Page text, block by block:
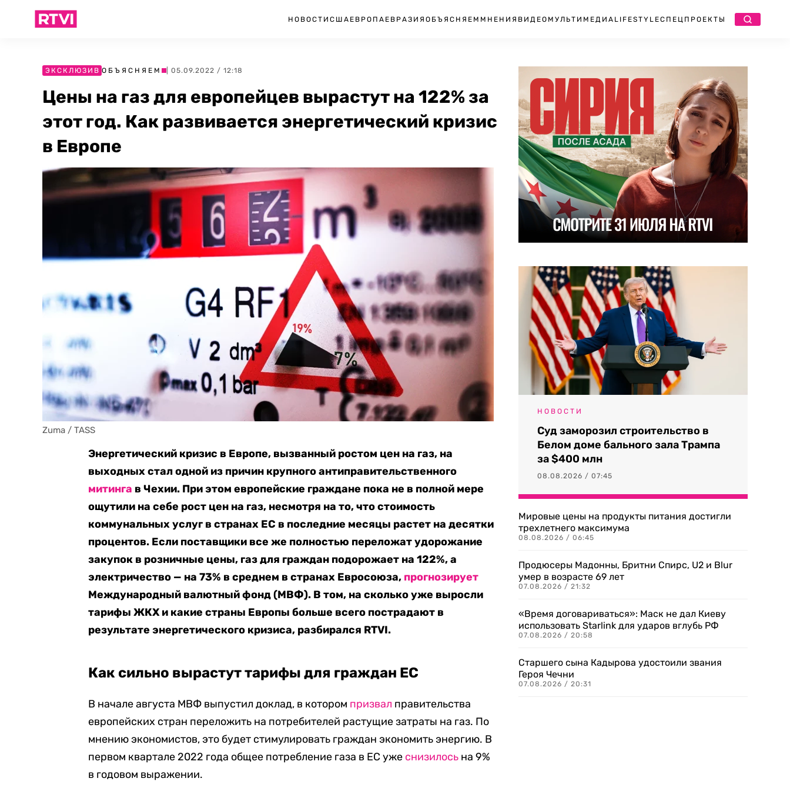
НОВОСТИ США ЕВРОПА ЕВРАЗИЯ ОБЪЯСНЯЕМ МНЕНИЯ ВИДЕО МУЛЬТИМЕДИА LIFESTYLEСПЕЦПРОЕКТЫ
ЭКСКЛЮЗИВ ОБЪЯСНЯЕМ | 05.09.2022 / 12:18
Цены на газ для европейцев вырастут на 122% за
этот год. Как развивается энергетический кризис
в Европе
Zuma / TASS
Энергетический кризис в Европе, вызванный ростом цен на газ, на
выходных стал одной из причин крупного антиправительственного
митинга в Чехии. При этом европейские граждане пока не в полной мере
ощутили на себе рост цен на газ, несмотря на то, что стоимость
коммунальных услуг в странах ЕС в последние месяцы растет на десятки
процентов. Если поставщики все же полностью переложат удорожание
закупок в розничные цены, газ для граждан подорожает на 122%, а
электричество — на 73% в среднем в странах Евросоюза, прогнозирует
Международный валютный фонд (МВФ). В том, на сколько уже выросли
тарифы ЖКХ и какие страны Европы больше всего пострадают в
результате энергетического кризиса, разбирался RTVI.
Как сильно вырастут тарифы для граждан ЕС
В начале августа МВФ выпустил доклад, в котором призвал правительства
европейских стран переложить на потребителей растущие затраты на газ. По
мнению экономистов, это будет стимулировать граждан экономить энергию. В
первом квартале 2022 года общее потребление газа в ЕС уже снизилось на 9%
в годовом выражении.
НОВОСТИ
Суд заморозил строительство в
Белом доме бального зала Трампа
за $400 млн
08.08.2026 / 07:45
Мировые цены на продукты питания достигли
трехлетнего максимума
08.08.2026 / 06:45
Продюсеры Мадонны, Бритни Спирс, U2 и Blur
умер в возрасте 69 лет
07.08.2026 / 21:32
«Время договариваться»: Маск не дал Киеву
использовать Starlink для ударов вглубь РФ
07.08.2026 / 20:58
Старшего сына Кадырова удостоили звания
Героя Чечни
07.08.2026 / 20:31